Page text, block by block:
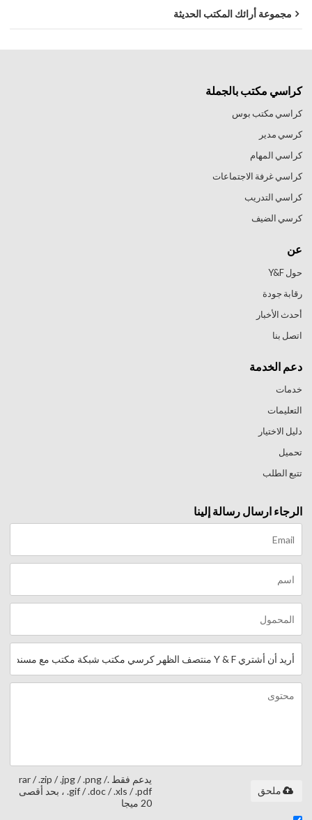
مجموعة أرائك المكتب الحديثة
كراسي مكتب بالجملة
كراسي مكتب بوس
كرسي مدير
كراسي المهام
كراسي غرفة الاجتماعات
كراسي التدريب
كرسي الضيف
عن
حول Y&F
رقابة جودة
أحدث الأخبار
اتصل بنا
دعم الخدمة
خدمات
التعليمات
دليل الاختيار
تحميل
تتبع الطلب
الرجاء ارسال رسالة إلينا
يدعم فقط .rar / .zip / .jpg / .png /
.gif / .doc / .xls / .pdf ، بحد أقصى
20 ميجا
ملحق